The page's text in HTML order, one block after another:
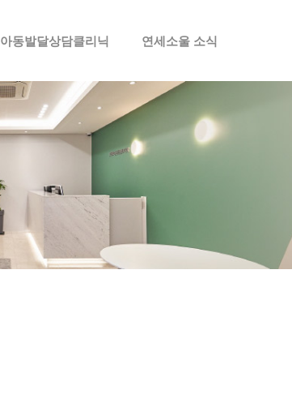
아동발달상담클리닉 연세소울 소식